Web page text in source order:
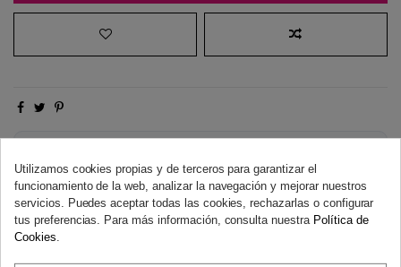
Dispones de 14 días naturales para desistir de tu compra, sin
necesidad de justificación. Más información
Utilizamos cookies propias y de terceros para garantizar el
funcionamiento de la web, analizar la navegación y mejorar nuestros
servicios. Puedes aceptar todas las cookies, rechazarlas o configurar
tus preferencias. Para más información, consulta nuestra Política de
Cookies